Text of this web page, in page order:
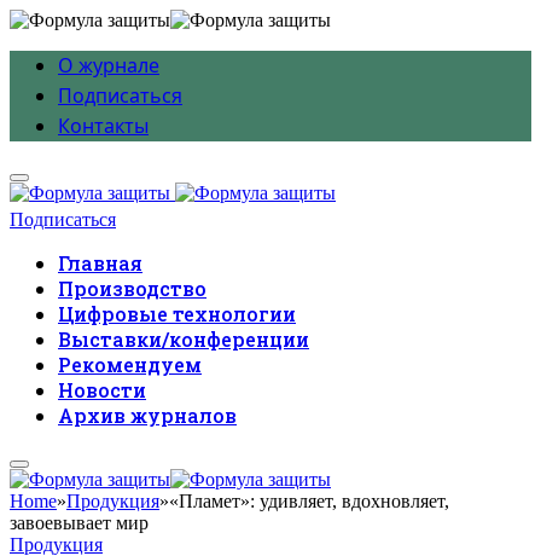
О журнале
Подписаться
Контакты
Подписаться
Главная
Производство
Цифровые технологии
Выставки/конференции
Рекомендуем
Новости
Архив журналов
Home»Продукция»«Пламет»: удивляет, вдохновляет,
завоевывает мир
Продукция